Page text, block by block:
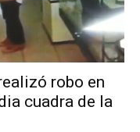
robo en
cuadra de la